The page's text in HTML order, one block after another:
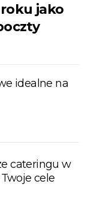
roku jako
idealne na
cateringu w
cele